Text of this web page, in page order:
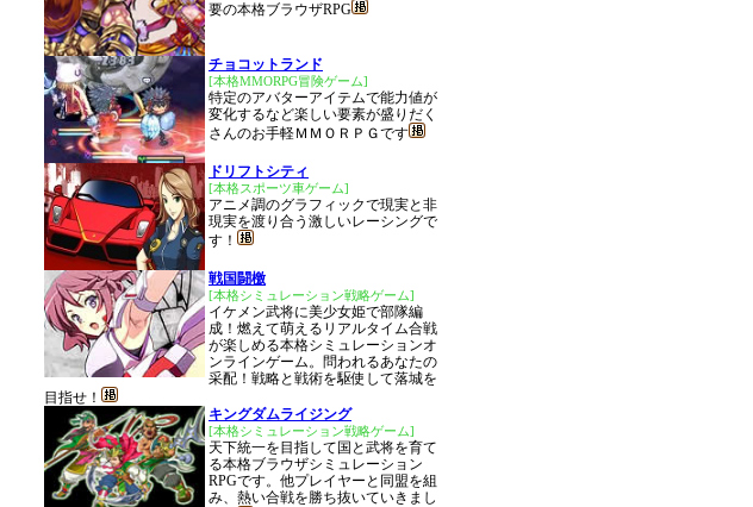
要の本格ブラウザRPG
チョコットランド
[本格MMORPG冒険ゲーム]
特定のアバターアイテムで能力値が
変化するなど楽しい要素が盛りだく
さんのお手軽ＭＭＯＲＰＧです
ドリフトシティ
[本格スポーツ車ゲーム]
アニメ調のグラフィックで現実と非
現実を渡り合う激しいレーシングで
す！
戦国闘檄
[本格シミュレーション戦略ゲーム]
イケメン武将に美少女姫で部隊編
成！燃えて萌えるリアルタイム合戦
が楽しめる本格シミュレーションオ
ンラインゲーム。問われるあなたの
采配！戦略と戦術を駆使して落城を
目指せ！
キングダムライジング
[本格シミュレーション戦略ゲーム]
天下統一を目指して国と武将を育て
る本格ブラウザシミュレーション
RPGです。他プレイヤーと同盟を組
み、熱い合戦を勝ち抜いていきまし